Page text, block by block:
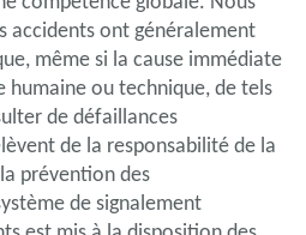
accidents ont généralement
même si la cause immédiate
humaine ou technique, de tels
de défaillances
de la responsabilité de la
prévention des
de signalement